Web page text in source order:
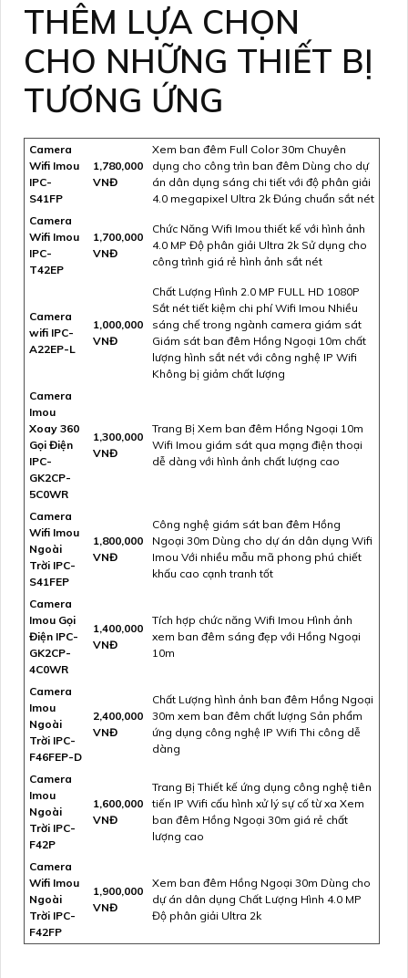
THÊM LỰA CHỌN
CHO NHỮNG THIẾT BỊ
TƯƠNG ỨNG
Camera
Wifi Imou
IPC-
S41FP
1,780,000
VNĐ
Xem ban đêm Full Color 30m Chuyên
dụng cho công trìn ban đêm Dùng cho dự
án dân dụng sáng chi tiết với độ phân giải
4.0 megapixel Ultra 2k Đúng chuẩn sắt nét
Camera
Wifi Imou
IPC-
T42EP
1,700,000
VNĐ
Chức Năng Wifi Imou thiết kế với hình ảnh
4.0 MP Độ phân giải Ultra 2k Sử dụng cho
công trình giá rẻ hình ảnh sắt nét
Camera
wifi IPC-
A22EP-L
1,000,000
VNĐ
Chất Lượng Hình 2.0 MP FULL HD 1080P
Sắt nét tiết kiệm chi phí Wifi Imou Nhiều
sáng chế trong ngành camera giám sát
Giám sát ban đêm Hồng Ngoại 10m chất
lượng hình sắt nét với công nghệ IP Wifi
Không bị giảm chất lượng
Camera
Imou
Xoay 360
Gọi Điện
IPC-
GK2CP-
5C0WR
1,300,000
VNĐ
Trang Bị Xem ban đêm Hồng Ngoại 10m
Wifi Imou giám sát qua mạng điện thoại
dễ dàng với hình ảnh chất lượng cao
Camera
Wifi Imou
Ngoài
Trời IPC-
S41FEP
1,800,000
VNĐ
Công nghệ giám sát ban đêm Hồng
Ngoại 30m Dùng cho dự án dân dụng Wifi
Imou Với nhiều mẫu mã phong phú chiết
khấu cao cạnh tranh tốt
Camera
Imou Gọi
Điện IPC-
GK2CP-
4C0WR
1,400,000
VNĐ
Tích hợp chức năng Wifi Imou Hình ảnh
xem ban đêm sáng đẹp với Hồng Ngoại
10m
Camera
Imou
Ngoài
Trời IPC-
F46FEP-D
2,400,000
VNĐ
Chất Lượng hình ảnh ban đêm Hồng Ngoại
30m xem ban đêm chất lượng Sản phẩm
ứng dụng công nghệ IP Wifi Thi công dễ
dàng
Camera
Imou
Ngoài
Trời IPC-
F42P
1,600,000
VNĐ
Trang Bị Thiết kế ứng dụng công nghệ tiên
tiến IP Wifi cấu hình xử lý sự cố từ xa Xem
ban đêm Hồng Ngoại 30m giá rẻ chất
lượng cao
Camera
Wifi Imou
Ngoài
Trời IPC-
F42FP
1,900,000
VNĐ
Xem ban đêm Hồng Ngoại 30m Dùng cho
dự án dân dụng Chất Lượng Hình 4.0 MP
Độ phân giải Ultra 2k